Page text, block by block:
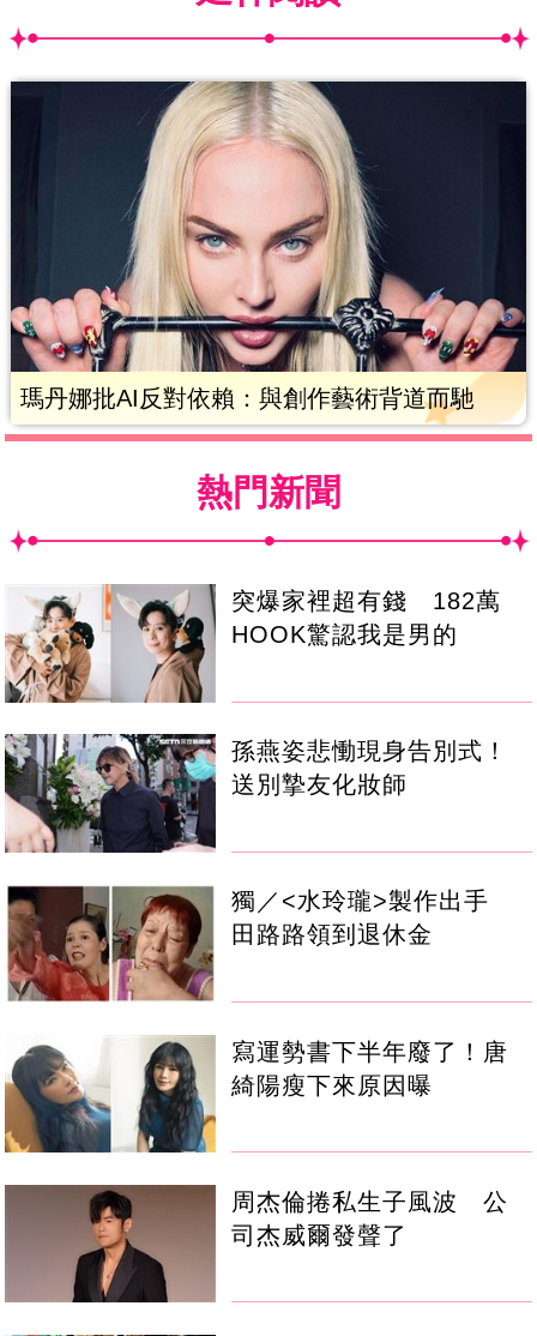
瑪丹娜批AI反對依賴：與創作藝術背道而馳
熱門新聞
突爆家裡超有錢 182萬
HOOK驚認我是男的
孫燕姿悲慟現身告別式！
送別摯友化妝師
獨／<水玲瓏>製作出手
田路路領到退休金
寫運勢書下半年廢了！唐
綺陽瘦下來原因曝
周杰倫捲私生子風波 公
司杰威爾發聲了